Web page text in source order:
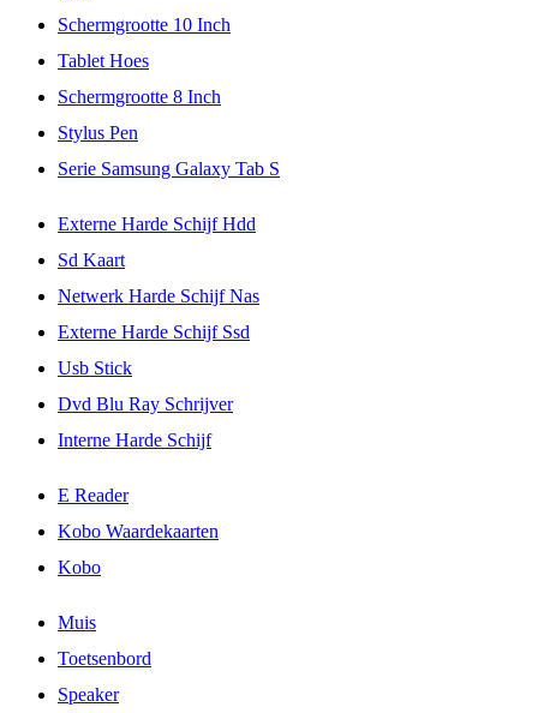
Schermgrootte 10 Inch
Tablet Hoes
Schermgrootte 8 Inch
Stylus Pen
Serie Samsung Galaxy Tab S
Externe Harde Schijf Hdd
Sd Kaart
Netwerk Harde Schijf Nas
Externe Harde Schijf Ssd
Usb Stick
Dvd Blu Ray Schrijver
Interne Harde Schijf
E Reader
Kobo Waardekaarten
Kobo
Muis
Toetsenbord
Speaker